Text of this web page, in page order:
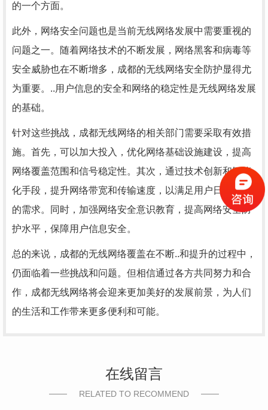
的一个方面。
此外，网络安全问题也是当前无线网络发展中需要重视的
问题之一。随着网络技术的不断发展，网络黑客和病毒等
安全威胁也在不断增多，成都的无线网络安全防护显得尤
为重要。..用户信息的安全和网络的稳定性是无线网络发展
的基础。
针对这些挑战，成都无线网络的相关部门需要采取有效措
施。首先，可以加大投入，优化网络基础设施建设，提高
网络覆盖范围和信号稳定性。其次，通过技术创新和智能
化手段，提升网络带宽和传输速度，以满足用户日益增长
的需求。同时，加强网络安全意识教育，提高网络安全防
护水平，保障用户信息安全。
总的来说，成都的无线网络覆盖在不断..和提升的过程中，
仍面临着一些挑战和问题。但相信通过各方共同努力和合
作，成都无线网络将会迎来更加美好的发展前景，为人们
的生活和工作带来更多便利和可能。
在线留言
RELATED TO RECOMMEND